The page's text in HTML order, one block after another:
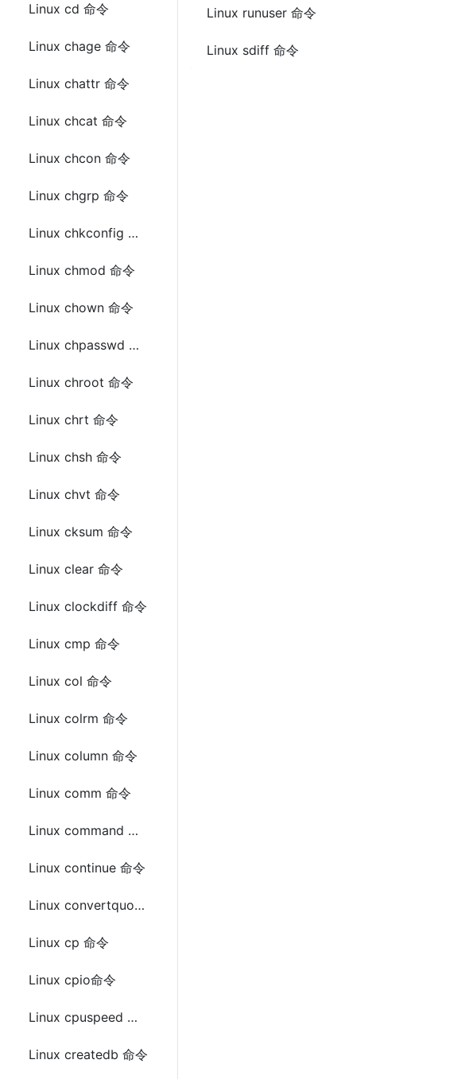
Linux cd 命令
Linux chage 命令
Linux chattr 命令
Linux chcat 命令
Linux chcon 命令
Linux chgrp 命令
Linux chkconfig 命令
Linux chmod 命令
Linux chown 命令
Linux chpasswd 命令
Linux chroot 命令
Linux chrt 命令
Linux chsh 命令
Linux chvt 命令
Linux cksum 命令
Linux clear 命令
Linux clockdiff 命令
Linux cmp 命令
Linux col 命令
Linux colrm 命令
Linux column 命令
Linux comm 命令
Linux command 命令
Linux continue 命令
Linux convertquota 命令
Linux cp 命令
Linux cpio命令
Linux cpuspeed 命令
Linux createdb 命令
Linux runuser 命令
Linux sdiff 命令